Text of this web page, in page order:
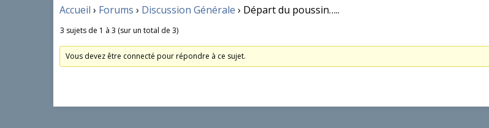
Accueil › Forums › Discussion Générale › Départ du poussin…..
3 sujets de 1 à 3 (sur un total de 3)
Vous devez être connecté pour répondre à ce sujet.